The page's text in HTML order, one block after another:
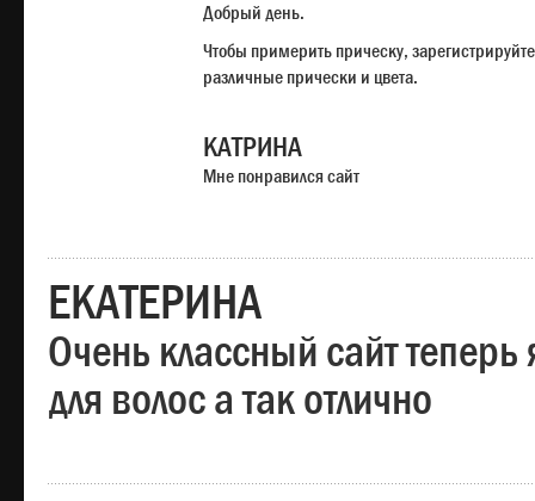
Добрый день.
Чтобы примерить прическу,
различные прически и цвета.
КАТРИНА
Мне понравился сайт
ЕКАТЕРИНА
Очень классный сайт теперь
для волос а так отлично